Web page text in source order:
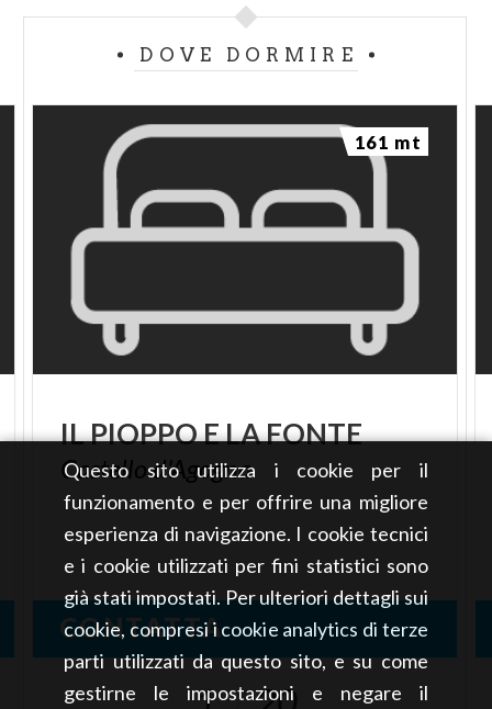
Questo sito utilizza i cookie per il
funzionamento e per offrire una migliore
esperienza di navigazione. I cookie tecnici
e i cookie utilizzati per fini statistici sono
già stati impostati. Per ulteriori dettagli sui
cookie, compresi i cookie analytics di terze
parti utilizzati da questo sito, e su come
gestirne le impostazioni e negare il
DOVE DORMIRE
ILPIOPPOELAFONTE
Castello d'Agogna
CONTATTA
161 mt